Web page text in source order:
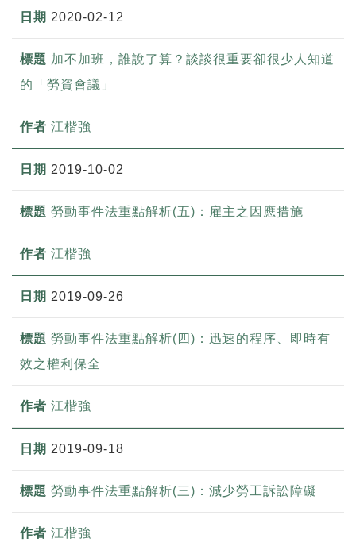
2020-02-12
加不加班，誰說了算？談談很重要卻很少人知道
的「勞資會議」
江楷強
2019-10-02
勞動事件法重點解析(五)：雇主之因應措施
江楷強
2019-09-26
勞動事件法重點解析(四)：迅速的程序、即時有
效之權利保全
江楷強
2019-09-18
勞動事件法重點解析(三)：減少勞工訴訟障礙
江楷強